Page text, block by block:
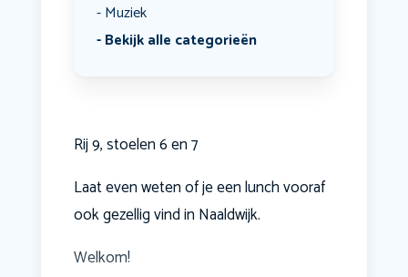
Muziek
Bekijk alle categorieën
Rij 9, stoelen 6 en 7
Laat even weten of je een lunch vooraf
ook gezellig vind in Naaldwijk.
Welkom!